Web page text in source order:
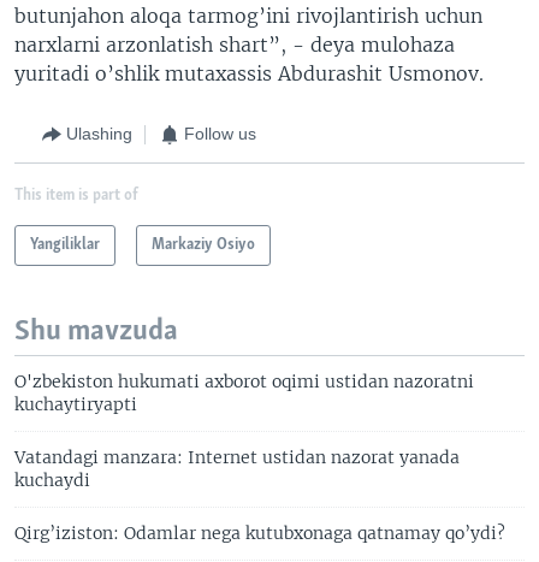
butunjahon aloqa tarmog’ini rivojlantirish uchun
narxlarni arzonlatish shart”, - deya mulohaza
yuritadi o’shlik mutaxassis Abdurashit Usmonov.
Ulashing Follow us
This item is part of
Yangiliklar Markaziy Osiyo
Shu mavzuda
O'zbekiston hukumati axborot oqimi ustidan nazoratni
kuchaytiryapti
Vatandagi manzara: Internet ustidan nazorat yanada
kuchaydi
Qirg’iziston: Odamlar nega kutubxonaga qatnamay qo’ydi?